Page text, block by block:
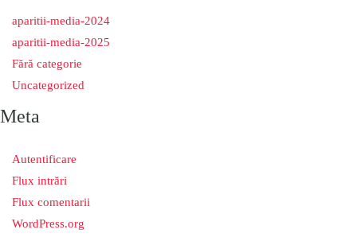
aparitii-media-2024
aparitii-media-2025
Fără categorie
Uncategorized
Meta
Autentificare
Flux intrări
Flux comentarii
WordPress.org